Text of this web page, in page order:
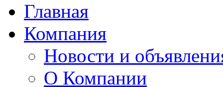
Главная
Компания
Новости и
О Компании